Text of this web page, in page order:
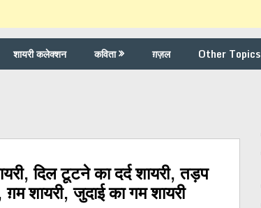
शायरी कलेक्शन कविता ग़ज़ल Other Topics
दिल टूटने का दर्द शायरी, तड़प
ग़म शायरी, जुदाई का गम शायरी